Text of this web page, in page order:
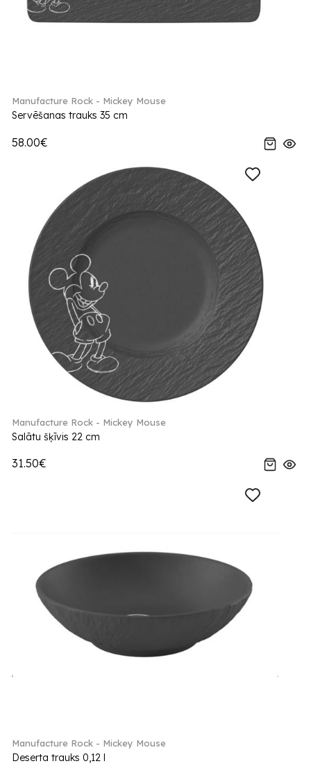
Manufacture Rock - Mickey Mouse
Servēšanas trauks 35 cm
58.00€
Manufacture Rock - Mickey Mouse
Salātu šķīvis 22 cm
31.50€
Manufacture Rock - Mickey Mouse
Deserta trauks 0,12 l